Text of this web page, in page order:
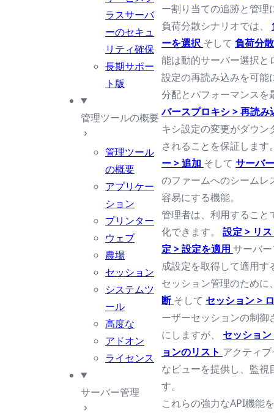
ラスサーバ
ーのセキュ
リティ確保
長期サポー
ト版
管理ツールの概要
管理ツール
の概要
アプリケー
ション
プリンター
ウェブ
農場
セッション
システムツ
ール
高度な
アドオン
ライセンス
サーバー管理
ー割り当ての追跡と管理
負荷分散シナリオでは、
ーを選択 そして 負荷分
能は動的サーバー選択と
設定の再読み込みを可能
分配とパフォーマンス
バースプロキシ > 再読
キシ設定の変更がダウン
されることを保証しま
ー > 追加 そして サーバ
のファームへのシームレ
容易にする機能。
管理者は、利用すること
化できます。 設定 > リ
定 > 設定を適用 サーバ
成設定を取得して適用す
セッション管理のために
断そして セッション >
ーザーセッションの制御
にしますが、 セッショ
ョンのリスト アクティ
なビューを提供し、監視
す。
これらの強力なAPI機能